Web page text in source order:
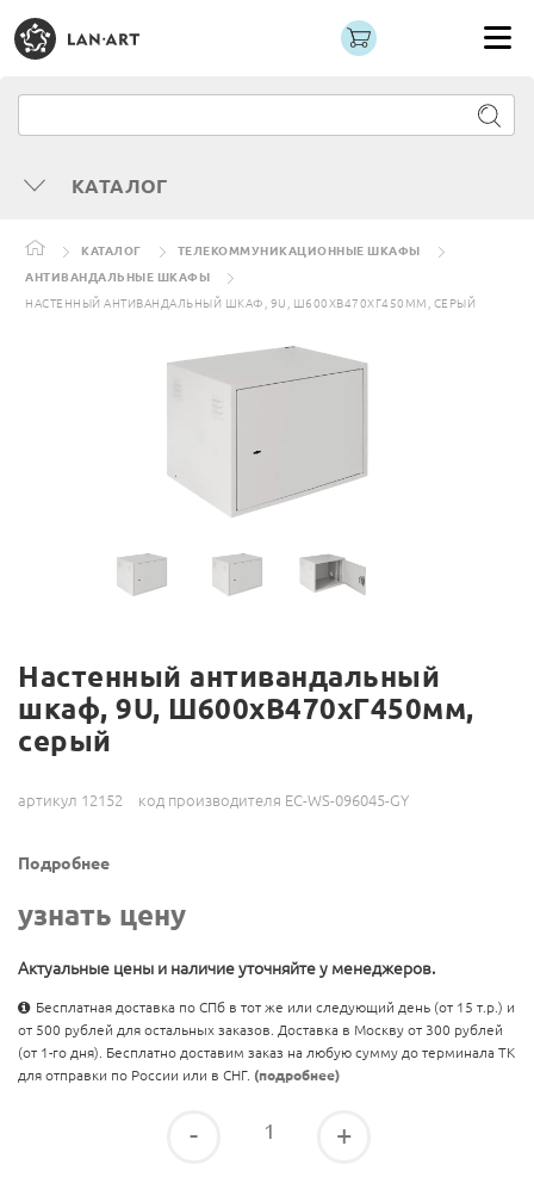
КАТАЛОГ
КАТАЛОГ
ТЕЛЕКОММУНИКАЦИОННЫЕ ШКАФЫ
АНТИВАНДАЛЬНЫЕ ШКАФЫ
НАСТЕННЫЙ АНТИВАНДАЛЬНЫЙ ШКАФ, 9U, Ш600ХВ470ХГ450ММ, СЕРЫЙ
Настенный антивандальный
шкаф, 9U, Ш600хВ470хГ450мм,
серый
артикул 12152 код производителя EC-WS-096045-GY
Подробнее
узнать цену
Актуальные цены и наличие уточняйте у менеджеров.
Бесплатная доставка по СПб в тот же или следующий день (от 15 т.р.) и
от 500 рублей для остальных заказов. Доставка в Москву от 300 рублей
(от 1-го дня). Бесплатно доставим заказ на любую сумму до терминала ТК
для отправки по России или в СНГ. (подробнее)
- +